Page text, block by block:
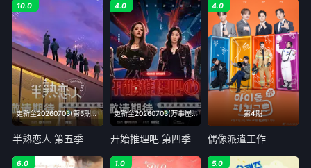
更新至20260703(第5期陪看)
10.0
半熟恋人 第五季
更新至20260703(万事屋特别加更)
4.0
开始推理吧 第四季
第4期
4.0
偶像派遣工作
6.0 1.0 5.0